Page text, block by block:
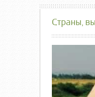
Страны,